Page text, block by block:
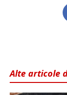
Alte articole